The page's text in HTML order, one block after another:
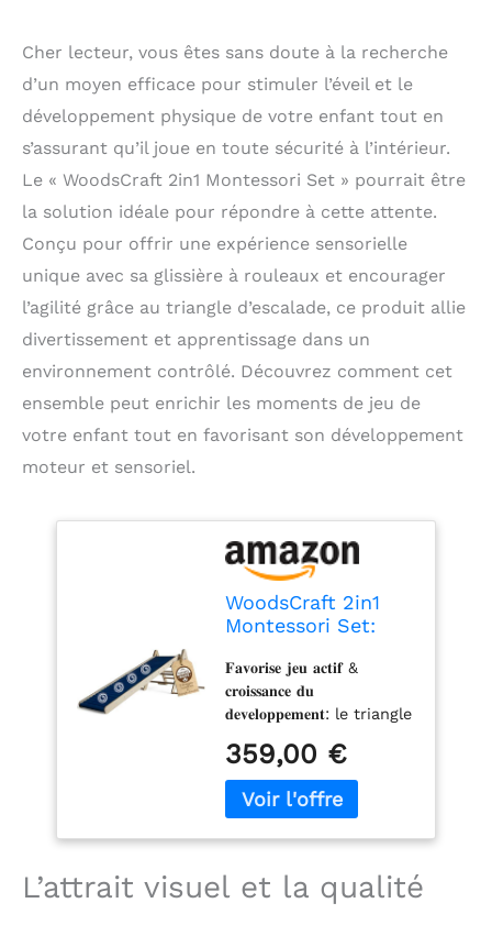
Cher lecteur, vous êtes sans doute à la recherche
d’un moyen efficace pour stimuler l’éveil et le
développement physique de votre enfant tout en
s’assurant qu’il joue en toute sécurité à l’intérieur.
Le « WoodsCraft 2in1 Montessori Set » pourrait être
la solution idéale pour répondre à cette attente.
Conçu pour offrir une expérience sensorielle
unique avec sa glissière à rouleaux et encourager
l’agilité grâce au triangle d’escalade, ce produit allie
divertissement et apprentissage dans un
environnement contrôlé. Découvrez comment cet
ensemble peut enrichir les moments de jeu de
votre enfant tout en favorisant son développement
moteur et sensoriel.
WoodsCraft 2in1
Montessori Set:
Triangle Escalade
Enfant | Glissière à
Rouleaux pour
Expérience
Sensorielle
Étonnante |
Toboggan Bebe |
Tobogan Grand
𝐅𝐚𝐯𝐨𝐫𝐢𝐬𝐞 𝐣𝐞𝐮 𝐚𝐜𝐭𝐢𝐟 &
𝐜𝐫𝐨𝐢𝐬𝐬𝐚𝐧𝐜𝐞 𝐝𝐮
𝐝𝐞𝐯𝐞𝐥𝐨𝐩𝐩𝐞𝐦𝐞𝐧𝐭: le triangle
toboggan à rouleaux
stimulent de manière
ludique les capacités
enfants, tout en
stimulant leur
359,00 €
L’attrait visuel et la qualité